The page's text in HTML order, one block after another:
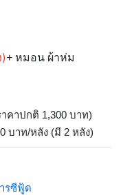
+ หมอน ผ้าห่ม
คาปกติ 1,300 บาท)
บาท/หลัง (มี 2 หลัง)
รซีฟู้ด